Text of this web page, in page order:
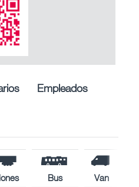
Empleados
Bus
Van